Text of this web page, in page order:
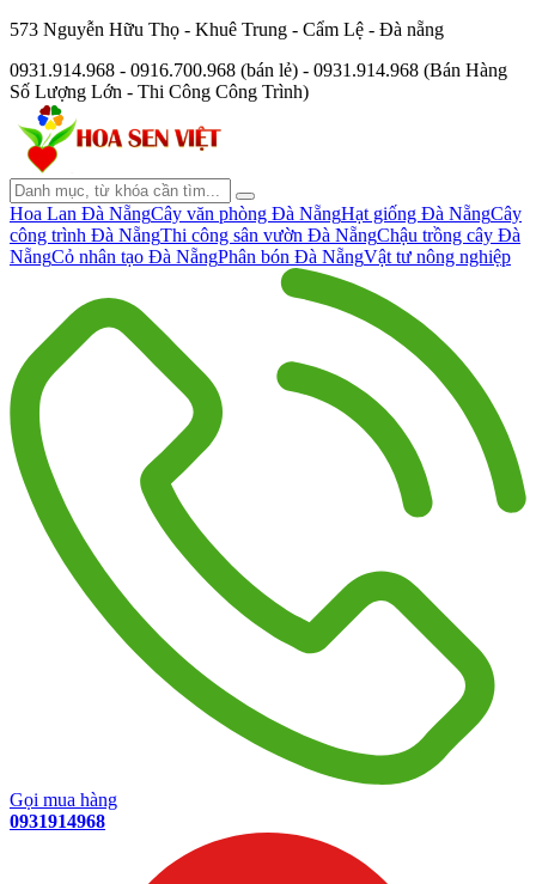
573 Nguyễn Hữu Thọ - Khuê Trung - Cẩm Lệ - Đà nẵng
0931.914.968 - 0916.700.968 (bán lẻ) - 0931.914.968 (Bán Hàng
Số Lượng Lớn - Thi Công Công Trình)
Hoa Lan Đà NẵngCây văn phòng Đà NẵngHạt giống Đà NẵngCây
công trình Đà NẵngThi công sân vườn Đà NẵngChậu trồng cây Đà
NẵngCỏ nhân tạo Đà NẵngPhân bón Đà NẵngVật tư nông nghiệp
Gọi mua hàng
0931914968